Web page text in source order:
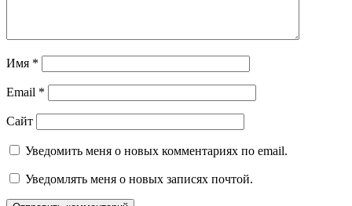
Имя *
Email *
Сайт
Уведомить меня о новых комментариях по email.
Уведомлять меня о новых записях почтой.